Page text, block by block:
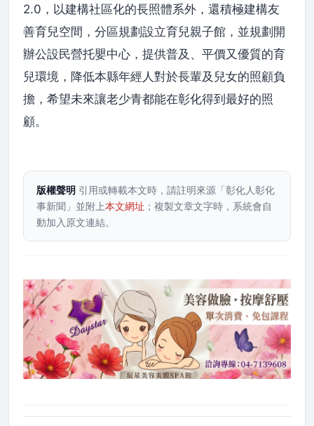
2.0，以建構社區化的長照體系外，還積極建構友
善育兒空間，分區規劃設立育兒親子館，並規劃開
辦公設民營托嬰中心，提供普及、平價又優質的育
兒環境，降低本縣年經人對於長輩及兒女的照顧負
擔，希望未來讓老少青都能在彰化得到最好的照
顧。
版權聲明 引用或轉載本文時，請註明來源「彰化人彰化
事新聞」並附上本文網址 ；複製文章文字時，系統會自
動加入原文連結。